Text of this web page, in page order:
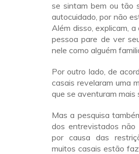
se sintam bem ou tão
autocuidado, por não
Além disso, explicam,
pessoa pare de ver
nele como alguém
Por outro lado, de
casais revelaram uma
que se aventuram mais
Mas a pesquisa
dos entrevistados não
por causa das
muitos casais estão